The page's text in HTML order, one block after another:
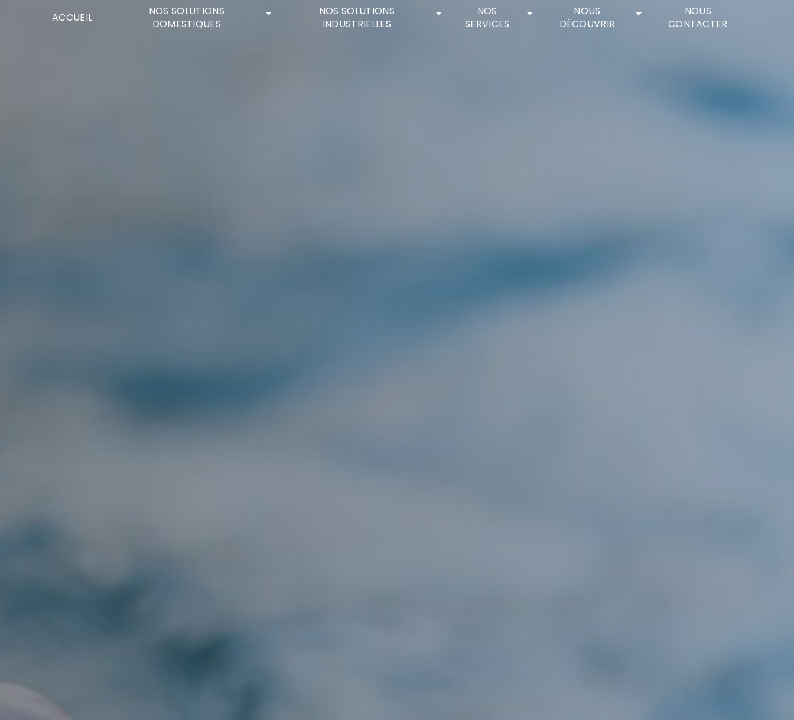
ACCUEIL
NOS SOLUTIONS
DOMESTIQUES
NOS SOLUTIONS
INDUSTRIELLES
NOS
SERVICES
NOUS
DÉCOUVRIR
NOUS
CONTACTER